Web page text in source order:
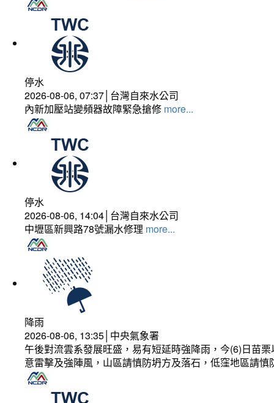
停水
2026-08-06, 07:37│台灣自來水公司
內新加壓站變頻器故障緊急搶修 more...
停水
2026-08-06, 14:04│台灣自來水公司
中壢區新興路78號漏水修理 more...
降雨
2026-08-06, 13:35│中央氣象署
午後對流雲系發展旺盛，易有短延時強降雨，今(6)日苗
意雷擊及強陣風，山區請慎防坍方及落石，低窪地區請